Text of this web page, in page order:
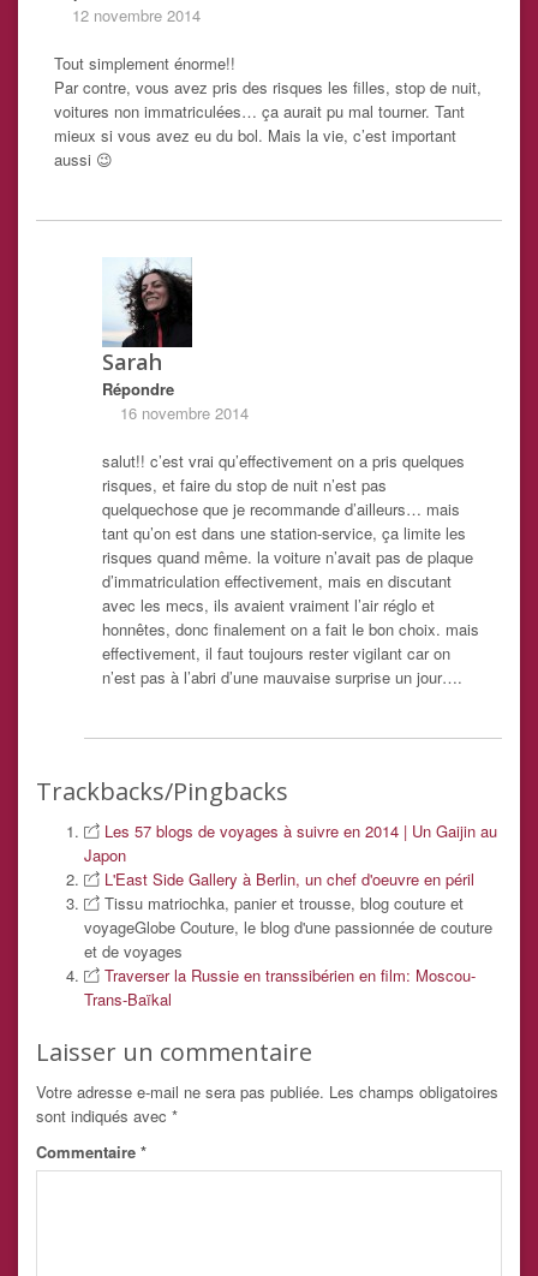
12 novembre 2014
Tout simplement énorme!!
Par contre, vous avez pris des risques les filles, stop de nuit,
voitures non immatriculées… ça aurait pu mal tourner. Tant
mieux si vous avez eu du bol. Mais la vie, c’est important
aussi 😉
Sarah
Répondre
16 novembre 2014
salut!! c’est vrai qu’effectivement on a pris quelques
risques, et faire du stop de nuit n’est pas
quelquechose que je recommande d’ailleurs… mais
tant qu’on est dans une station-service, ça limite les
risques quand même. la voiture n’avait pas de plaque
d’immatriculation effectivement, mais en discutant
avec les mecs, ils avaient vraiment l’air réglo et
honnêtes, donc finalement on a fait le bon choix. mais
effectivement, il faut toujours rester vigilant car on
n’est pas à l’abri d’une mauvaise surprise un jour….
Trackbacks/Pingbacks
Les 57 blogs de voyages à suivre en 2014 | Un Gaijin au
Japon
L'East Side Gallery à Berlin, un chef d'oeuvre en péril
Tissu matriochka, panier et trousse, blog couture et
voyageGlobe Couture, le blog d'une passionnée de couture
et de voyages
Traverser la Russie en transsibérien en film: Moscou-
Trans-Baïkal
Laisser un commentaire
Votre adresse e-mail ne sera pas publiée. Les champs obligatoires
sont indiqués avec *
Commentaire *